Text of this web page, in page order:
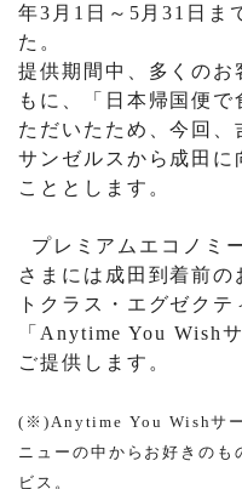
年3 月 1 日～ 5 月31 日ま
た。
提供期間中、多くのお
もに、「日本帰国便
ただいたため、今回、
サンゼルスから成田に
こととします。
プレミアムエコノミ
さまには成田到着前
トクラス・エグゼク
「 Anytime You Wish
ご提供します。
( ※ )Anytime You Wishサ
ニューの中からお好きの
ビス。